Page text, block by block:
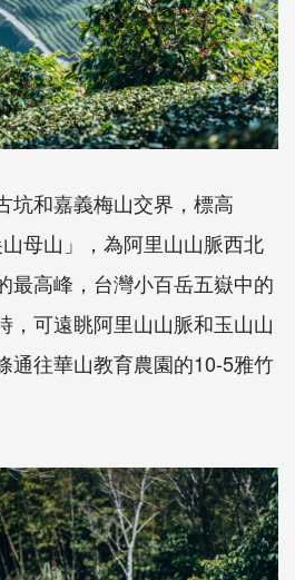
坑和嘉義梅山交界，標高
母山」，為阿里山山脈西北
最高峰，台灣小百岳五嶽中的
，可遠眺阿里山山脈和玉山山
通往華山教育農園的10-5雅竹